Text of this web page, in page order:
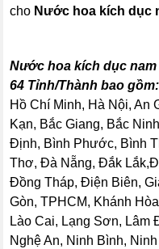
cho Nước hoa kích dục
Nước hoa kích dục
64 Tỉnh/Thành bao gồm:
Hồ Chí Minh, Hà Nội, An
Kạn, Bắc Giang, Bắc
Định, Bình Phước, Bình
Thơ, Đà Nẵng, Đắk
Đồng Tháp, Điện Biên,
Gòn, TPHCM, Khánh
Lào Cai, Lạng Sơn, Lâm
Nghệ An, Ninh Bình,